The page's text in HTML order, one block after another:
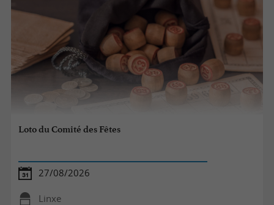
Loto du Comité des Fêtes
27/08/2026
Linxe